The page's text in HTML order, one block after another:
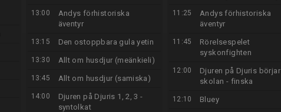
13:00
Andys förhistoriska
äventyr
13:15 Den ostoppbara gula yetin
13:30 Allt om husdjur (meänkieli)
13:45 Allt om husdjur (samiska)
14:00
Djuren på Djuris 1, 2, 3 -
syntolkat
11:25
Andys förhistoriska
äventyr
11:45
Rörelsespelet
syskonfighten
12:00
Djuren på Djuris börjar
skolan - finska
12:10 Bluey